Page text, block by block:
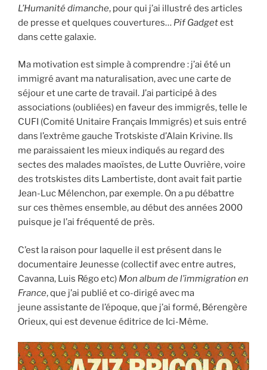
L’Humanitédimanche, pour qui j’ai illustré des articles
de presse et quelques couvertures… Pif Gadgetest
dans cette galaxie.
Ma motivation est simple à comprendre : j’ai été un
immigré avant ma naturalisation, avec une carte de
séjour et une carte de travail. J’ai participé à des
associations (oubliées) en faveur des immigrés, telle le
CUFI (Comité Unitaire Français Immigrés) et suis entré
dans l’extrême gauche Trotskiste d’Alain Krivine. Ils
me paraissaient les mieux indiqués au regard des
sectes des malades maoïstes, de Lutte Ouvrière, voire
des trotskistes dits Lambertiste, dont avait fait partie
Jean-Luc Mélenchon, par exemple. On a pu débattre
sur ces thèmes ensemble, au début des années 2000
puisque je l’ai fréquenté de près.
C’est la raison pour laquelle il est présent dans le
documentaire Jeunesse (collectif avec entre autres,
Cavanna, Luis Régo etc) Mon album de l’immigration en
France, que j’ai publié et co-dirigé avec ma
jeune assistante de l’époque, que j’ai formé, Bérengère
Orieux, qui est devenue éditrice de Ici-Même.